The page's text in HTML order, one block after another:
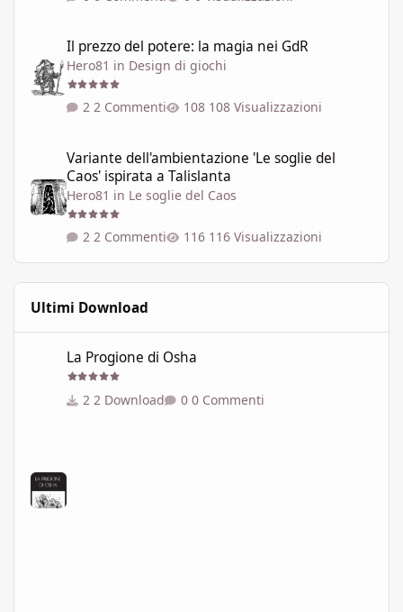
Il prezzo del potere: la magia nei GdR
Hero81 in Design di giochi
2 Commenti 108 Visualizzazioni
Variante dell'ambientazione 'Le soglie del
Caos' ispirata a Talislanta
Hero81 in Le soglie del Caos
2 Commenti 116 Visualizzazioni
Ultimi Download
La Progione di Osha
2 Download 0 Commenti